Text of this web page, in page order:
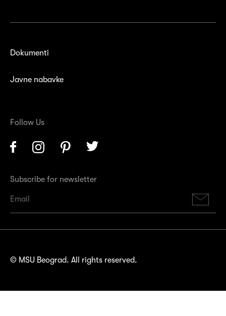
Dokumenti
Javne nabavke
Follow Us
Facebook InstagramPinterest
Subscribe for newsletter
© MSU Beograd. All rights reserved.